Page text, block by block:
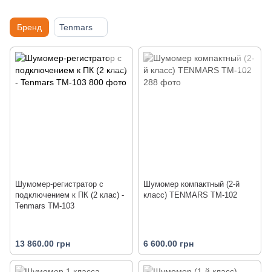
Бренд Tenmars
Шумомер-регистратор с
подключением к ПК (2 клас) -
Tenmars TM-103
13 860.00 грн
Шумомер компактный (2-й
класс) TENMARS TM-102
6 600.00 грн